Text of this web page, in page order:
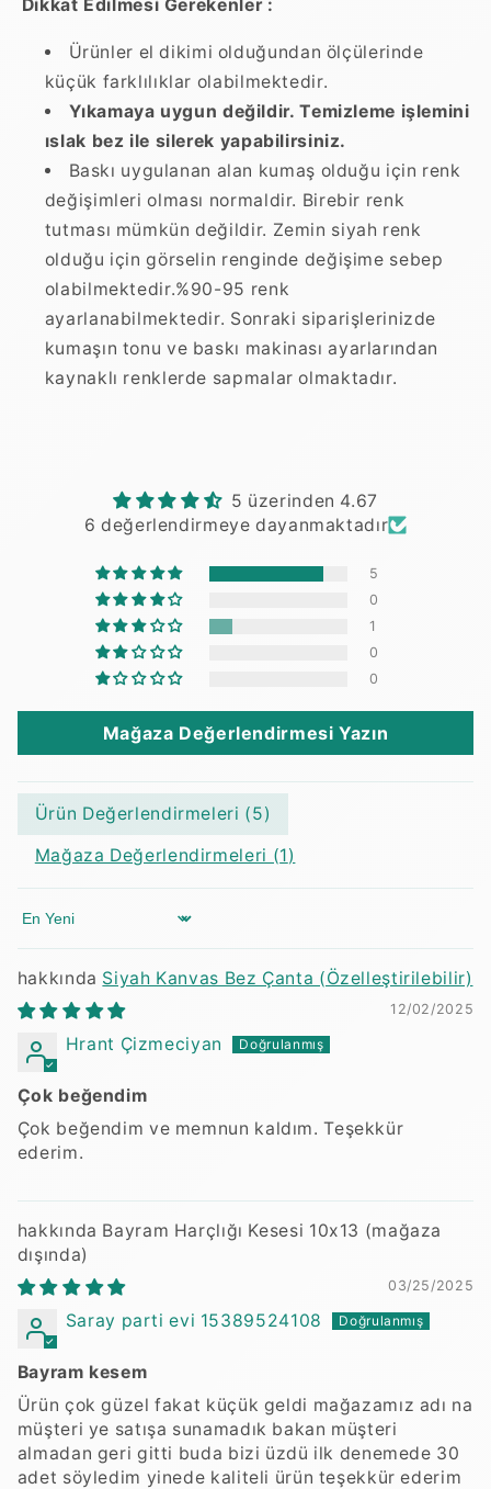
Dikkat Edilmesi Gerekenler :
Ürünler el dikimi olduğundan ölçülerinde
küçük farklılıklar olabilmektedir.
Yıkamaya uygun değildir. Temizleme işlemini
ıslak bez ile silerek yapabilirsiniz.
Baskı uygulanan alan kumaş olduğu için renk
değişimleri olması normaldir. Birebir renk
tutması mümkün değildir. Zemin siyah renk
olduğu için görselin renginde değişime sebep
olabilmektedir.%90-95 renk
ayarlanabilmektedir. Sonraki siparişlerinizde
kumaşın tonu ve baskı makinası ayarlarından
kaynaklı renklerde sapmalar olmaktadır.
5 üzerinden 4.67
6 değerlendirmeye dayanmaktadır
5
0
1
0
0
Mağaza Değerlendirmesi Yazın
Ürün Değerlendirmeleri (5)
Mağaza Değerlendirmeleri (1)
Sort by
Siyah Kanvas Bez Çanta (Özelleştirilebilir)
12/02/2025
Hrant Çizmeciyan
Çok beğendim
Çok beğendim ve memnun kaldım. Teşekkür
ederim.
Bayram Harçlığı Kesesi 10x13
03/25/2025
Saray parti evi 15389524108
Bayram kesem
Ürün çok güzel fakat küçük geldi mağazamız adı na
müşteri ye satışa sunamadık bakan müşteri
almadan geri gitti buda bizi üzdü ilk denemede 30
adet söyledim yinede kaliteli ürün teşekkür ederim